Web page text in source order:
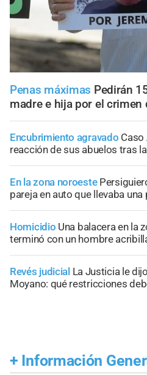
Penas máximas Pedirán
madre e hija por el
Encubrimiento agravado Caso
reacción de sus abuelos tras
En la zona noroeste
pareja en auto que llevaba
Homicidio Una balacera en la
terminó con un hombre
Revés judicial La Justicia le
Moyano: qué restricciones
+ Información